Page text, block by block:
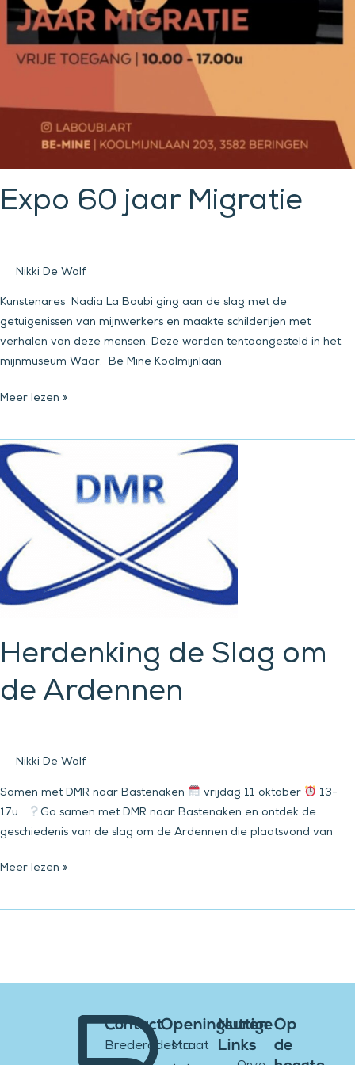
Expo 60 jaar Migratie
Nikki De Wolf
Kunstenares Nadia La Boubi ging aan de slag met de
getuigenissen van mijnwerkers en maakte schilderijen met
verhalen van deze mensen. Deze worden tentoongesteld in het
mijnmuseum Waar: Be Mine Koolmijnlaan
Meer lezen »
Herdenking de Slag om
de Ardennen
Nikki De Wolf
Samen met DMR naar Bastenaken vrijdag 11 oktober
13-
17u
Ga samen met DMR naar Bastenaken en ontdek de
geschiedenis van de slag om de Ardennen die plaatsvond van
Herdenking
de
Slag
Ardennen
Meer lezen »
Contact
Brederodestraat
Openingsuren
Ma
Nuttige
Links
Op
de